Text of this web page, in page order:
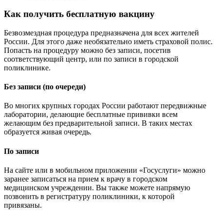
Как получить бесплатную вакцину
Безвозмездная процедура предназначена для всех жителей
России. Для этого даже необязательно иметь страховой полис.
Попасть на процедуру можно без записи, посетив
соответствующий центр, или по записи в городской
поликлинике.
Без записи (по очереди)
Во многих крупных городах России работают передвижные
лаборатории, делающие бесплатные прививки всем
желающим без предварительной записи. В таких местах
образуется живая очередь.
По записи
На сайте или в мобильном приложении «Госуслуги» можно
заранее записаться на прием к врачу в городском
медицинском учреждении. Вы также можете напрямую
позвонить в регистратуру поликлиники, к которой
привязаны.